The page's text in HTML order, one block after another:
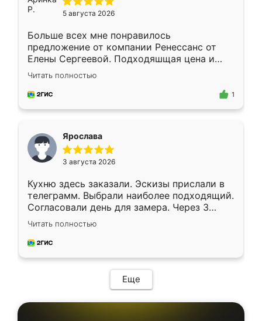
5 августа 2026
Больше всех мне понравилось
предложение от компании Ренессанс от
Елены Сергеевой. Подходяшщая цена и
короткие сроки изготовления. Приехавший
для замера сотрудник Владислав
предложил по моему эскизу самый
Читать полностью
1
Ярослава
3 августа 2026
Кухню здесь заказали. Эскизы прислали в
телеграмм. Выбрали наиболее подходящий.
Согласовали день для замера. Через 3
недели кухня была уже готова. Остались
довольны работой. Спасибо Ренессанс
мебель за качественную работу!
Читать полностью
Еще